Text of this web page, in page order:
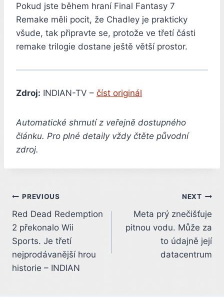
Pokud jste během hraní Final Fantasy 7
Remake měli pocit, že Chadley je prakticky
všude, tak připravte se, protože ve třetí části
remake trilogie dostane ještě větší prostor.
Zdroj: INDIAN-TV – číst originál
Automatické shrnutí z veřejně dostupného
článku. Pro plné detaily vždy čtěte původní
zdroj.
Post
navigation
PREVIOUS
Red Dead Redemption
2 překonalo Wii
Sports. Je třetí
nejprodávanější hrou
historie – INDIAN
NEXT
Meta prý znečišťuje
pitnou vodu. Může za
to údajně její
datacentrum